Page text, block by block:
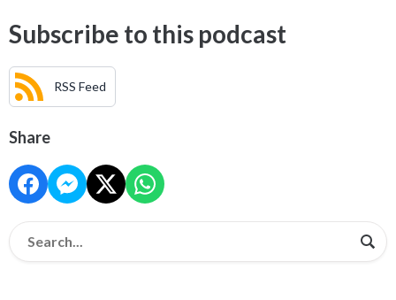
Subscribe to this podcast
RSS Feed
Share